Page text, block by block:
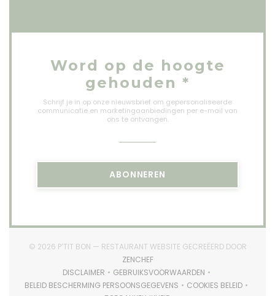
Word op de hoogte
gehouden *
Schrijf je in op onze nieuwsbrief om gepersonaliseerde
communicatie en marketingaanbiedingen per e-mail van
ons te ontvangen.
ABONNEREN
© 2026 P’TIT BON — RESTAURANT WEBSITE GECREËERD DOOR
ZENCHEF((OPENT IN EEN NIEUW VENSTER))
DISCLAIMER
((OPENT IN EEN NIEUW VENSTER))
GEBRUIKSVOORWAARDEN
((OPENT IN EEN NIEUW
BELEID BESCHERMING PERSOONSGEGEVENS
((OPENT IN EEN NIEUW VENSTER))
COOKIES BELEID
((OPENT IN EEN